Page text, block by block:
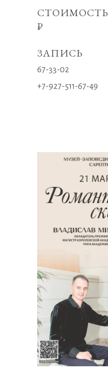
СТОИМОСТЬ:
₽
ЗАПИСЬ
67-33-02
+7-927-511-67-49